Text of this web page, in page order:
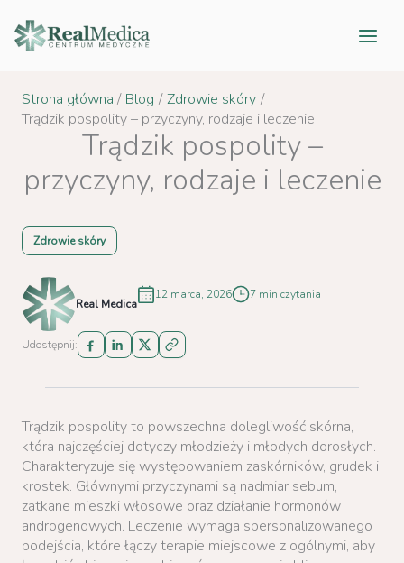
do
treści
Strona główna Blog
Zdrowie skóry
Trądzik pospolity – przyczyny, rodzaje i leczenie
Trądzik pospolity –
przyczyny, rodzaje i leczenie
Zdrowie skóry
Real Medica
12 marca, 2026 7 min czytania
Udostępnij:
Trądzik pospolity to powszechna dolegliwość skórna,
która najczęściej dotyczy młodzieży i młodych dorosłych.
Charakteryzuje się występowaniem zaskórników, grudek i
krostek. Głównymi przyczynami są nadmiar sebum,
zatkane mieszki włosowe oraz działanie hormonów
androgenowych. Leczenie wymaga spersonalizowanego
podejścia, które łączy terapie miejscowe z ogólnymi, aby